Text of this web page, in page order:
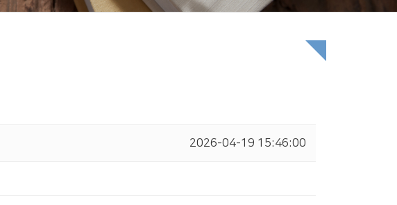
2026-04-19 15:46:00